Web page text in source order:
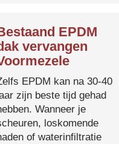
EPDM
vervangen
EPDM kan na 30-40
zijn beste tijd gehad
Wanneer je
loskomende
of waterinfiltratie